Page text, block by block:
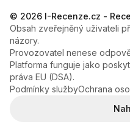
© 2026 I-Recenze.cz -
Obsah zveřejněný uživateli
názory.
Provozovatel nenese
Platforma funguje jako
práva EU (DSA).
Podmínky službyOchrana